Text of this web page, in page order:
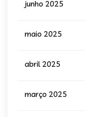
junho 2025
maio 2025
abril 2025
março 2025